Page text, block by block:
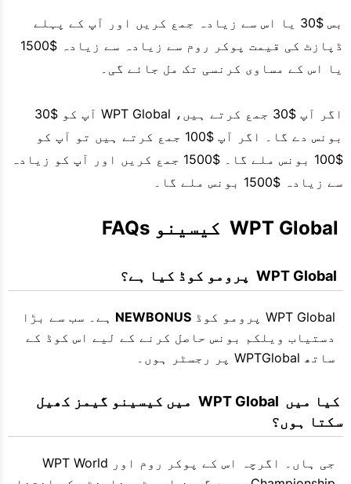
بس $30 یا اس سے زیادہ جمع کریں اور آپ کے پہلے
ڈپازٹ کی قیمت پوکر روم سے زیادہ سے زیادہ $1500
یا اس کے مساوی کرنسی تک مل جائے گی۔
اگر آپ $30 جمع کرتے ہیں، WPT Global آپ کو $30
بونس دے گا۔ اگر آپ $100 جمع کرتے ہیں تو آپ کو
$100 بونس ملے گا۔ $1500 جمع کریں اور آپ کو زیادہ
سے زیادہ $1500 بونس ملے گا۔
WPT Global پرومو کوڈ NEWBONUS ہے۔ سب سے بڑا
دستیاب ویلکم بونس حاصل کرنے کے لیے اس کوڈ کے
ساتھ WPTGlobal پر رجسٹر ہوں۔
سکتا ہوں؟
جی ہاں۔ اگرچہ اس کے پوکر روم اور WPT World